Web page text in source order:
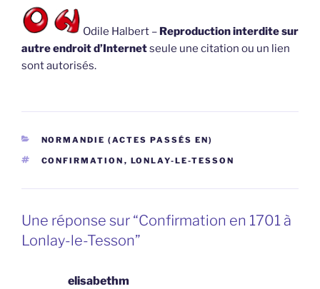
Odile Halbert – Reproduction interdite sur
autre endroit d’Internetseule une citation ou un lien
sont autorisés.
CATÉGORIES
NORMANDIE (ACTES PASSÉS EN)
ÉTIQUETTES
CONFIRMATION , LONLAY-LE-TESSON
Une réponse sur “Confirmation en 1701 à
Lonlay-le-Tesson”
elisabethm